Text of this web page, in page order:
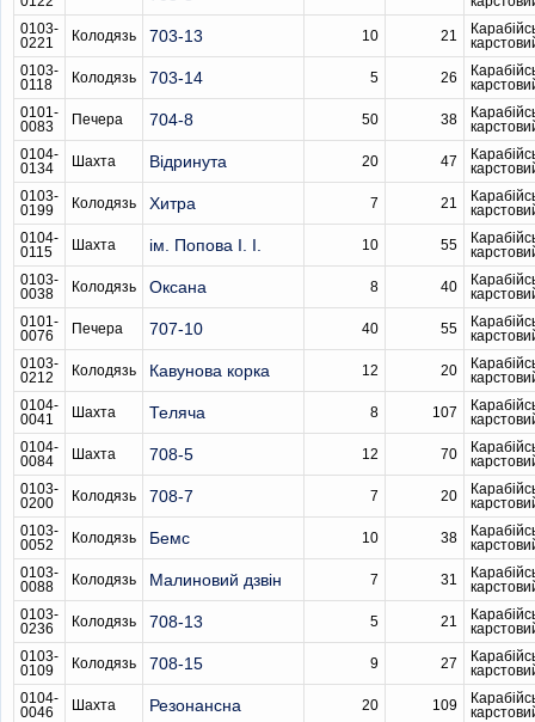
0103-
0221
Колодязь 703-13 10 21
0103-
0118
Колодязь 703-14 5 26
0101-
0083
Печера 704-8 50 38
0104-
0134
Шахта Відринута 20 47
0103-
0199
Колодязь Хитра 7 21
0104-
0115
Шахта ім. Попова І. І. 10 55
0103-
0038
Колодязь Оксана 8 40
0101-
0076
Печера 707-10 40 55
0103-
0212
Колодязь Кавунова корка 12 20
0104-
0041
Шахта Теляча 8 107
0104-
0084
Шахта 708-5 12 70
0103-
0200
Колодязь 708-7 7 20
0103-
0052
Колодязь Бемс 10 38
0103-
0088
Колодязь Малиновий дзвін 7 31
0103-
0236
Колодязь 708-13 5 21
0103-
0109
Колодязь 708-15 9 27
0104-
0046
Шахта Резонансна 20 109